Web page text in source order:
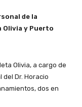
de la
Olivia y Puerto
Olivia, a cargo de
del Dr. Horacio
dos en